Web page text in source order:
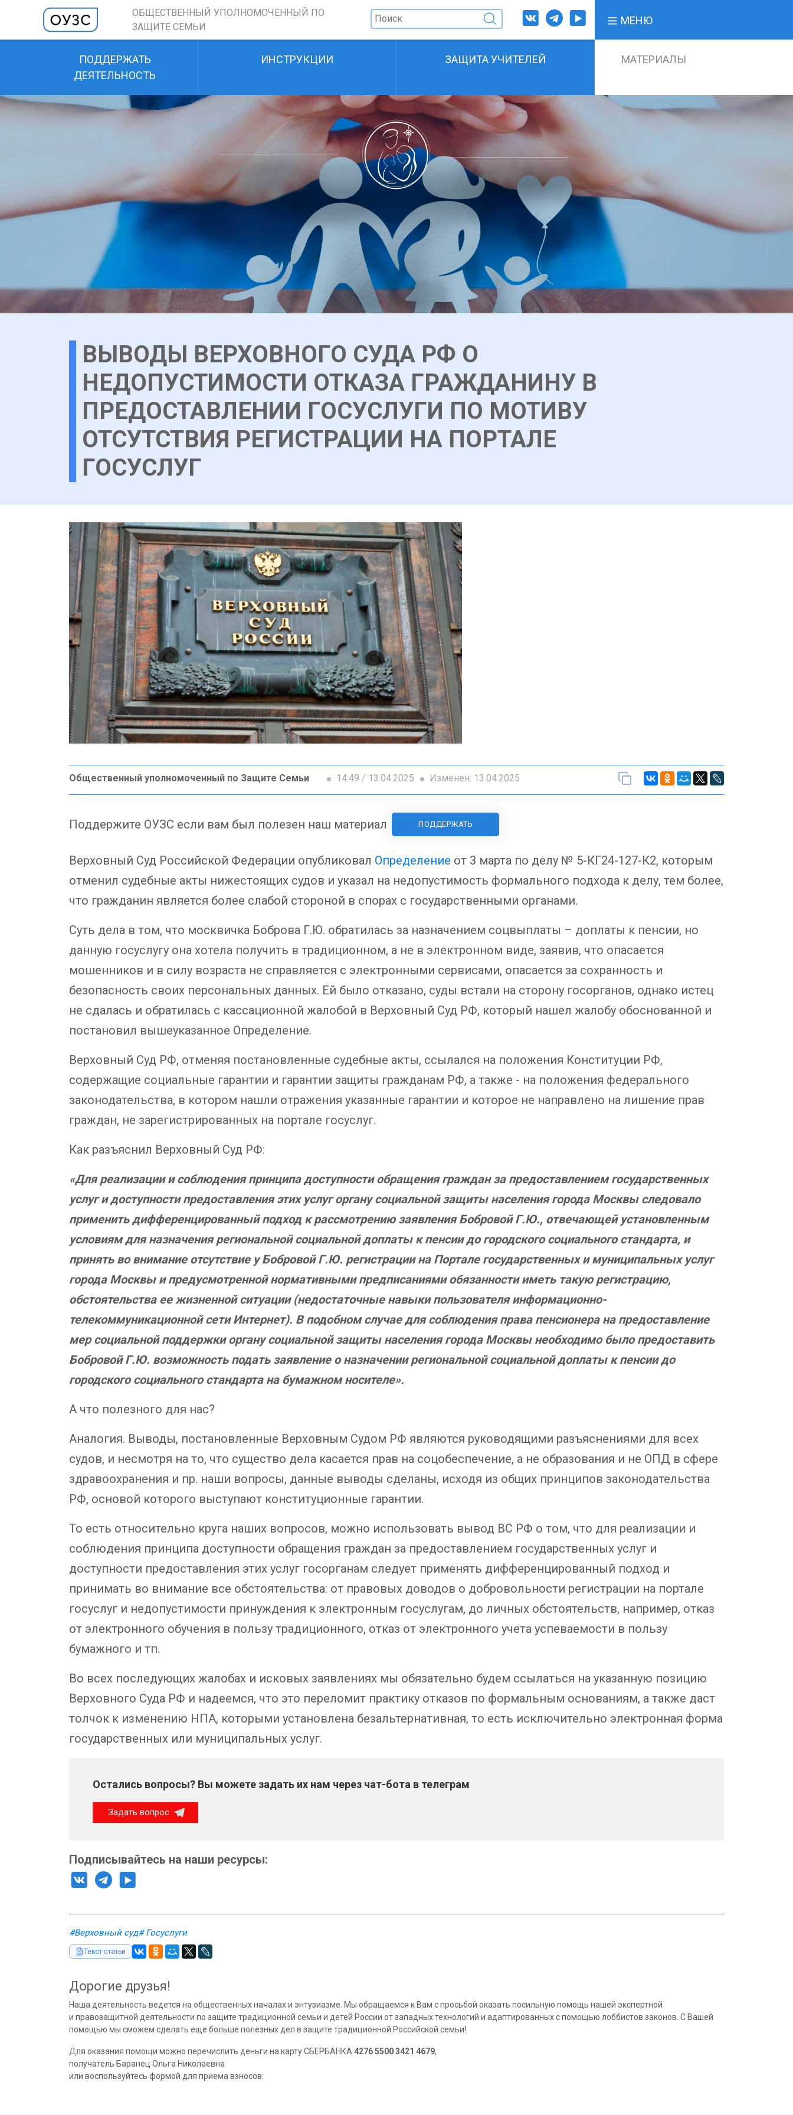
ОБЩЕСТВЕННЫЙ УПОЛНОМОЧЕННЫЙ ПО
ЗАЩИТЕ СЕМЬИ
МЕНЮ
ПОДДЕРЖАТЬ
ДЕЯТЕЛЬНОСТЬ
ИНСТРУКЦИИ ЗАЩИТА УЧИТЕЛЕЙ МАТЕРИАЛЫ
ВЫВОДЫ ВЕРХОВНОГО СУДА РФ О
НЕДОПУСТИМОСТИ ОТКАЗА ГРАЖДАНИНУ В
ПРЕДОСТАВЛЕНИИ ГОСУСЛУГИ ПО МОТИВУ
ОТСУТСТВИЯ РЕГИСТРАЦИИ НА ПОРТАЛЕ
ГОСУСЛУГ
Общественный уполномоченный по Защите Семьи 14:49 / 13.04.2025 Изменен: 13.04.2025
Поддержите ОУЗС если вам был полезен наш материал ПОДДЕРЖАТЬ
Верховный Суд Российской Федерации опубликовал Определение от 3 марта по делу № 5-КГ24-127-К2, которым
отменил судебные акты нижестоящих судов и указал на недопустимость формального подхода к делу, тем более,
что гражданин является более слабой стороной в спорах с государственными органами.
Суть дела в том, что москвичка Боброва Г.Ю. обратилась за назначением соцвыплаты – доплаты к пенсии, но
данную госуслугу она хотела получить в традиционном, а не в электронном виде, заявив, что опасается
мошенников и в силу возраста не справляется с электронными сервисами, опасается за сохранность и
безопасность своих персональных данных. Ей было отказано, суды встали на сторону госорганов, однако истец
не сдалась и обратилась с кассационной жалобой в Верховный Суд РФ, который нашел жалобу обоснованной и
постановил вышеуказанное Определение.
Верховный Суд РФ, отменяя постановленные судебные акты, ссылался на положения Конституции РФ,
содержащие социальные гарантии и гарантии защиты гражданам РФ, а также - на положения федерального
законодательства, в котором нашли отражения указанные гарантии и которое не направлено на лишение прав
граждан, не зарегистрированных на портале госуслуг.
Как разъяснил Верховный Суд РФ:
«Для реализации и соблюдения принципа доступности обращения граждан за предоставлением государственных
услуг и доступности предоставления этих услугоргану социальной защиты населения города Москвы следовало
применить дифференцированный подход к рассмотрению заявления Бобровой Г.Ю., отвечающей установленным
условиям для назначения региональной социальной доплаты к пенсии до городского социального стандарта, и
принять во внимание отсутствие у Бобровой Г.Ю. регистрации на Портале государственных и муниципальных услуг
города Москвы и предусмотренной нормативными предписаниями обязанности иметь такую регистрацию,
обстоятельства ее жизненной ситуации (недостаточные навыки пользователя информационно-
телекоммуникационной сети Интернет). В подобном случае для соблюдения права пенсионера на предоставление
мер социальной поддержки органу социальной защиты населения города Москвы необходимо было предоставить
Бобровой Г.Ю. возможность подать заявление о назначении региональной социальной доплаты к пенсии до
городского социального стандарта на бумажном носителе».
А что полезного для нас?
Аналогия. Выводы, постановленные Верховным Судом РФ являются руководящими разъяснениями для всех
судов, и несмотря на то, что существо дела касается прав на соцобеспечение, а не образования и не ОПД в сфере
здравоохранения и пр. наши вопросы, данные выводы сделаны, исходя из общих принципов законодательства
РФ, основой которого выступают конституционные гарантии.
То есть относительно круга наших вопросов, можно использовать вывод ВС РФ о том, что для реализации и
соблюдения принципа доступности обращения граждан за предоставлением государственных услуг и
доступности предоставления этих услуг госорганам следует применять дифференцированный подход и
принимать во внимание все обстоятельства: от правовых доводов о добровольности регистрации на портале
госуслуг и недопустимости принуждения к электронным госуслугам, до личных обстоятельств, например, отказ
от электронного обучения в пользу традиционного, отказ от электронного учета успеваемости в пользу
бумажного и тп.
Во всех последующих жалобах и исковых заявлениях мы обязательно будем ссылаться на указанную позицию
Верховного Суда РФ и надеемся, что это переломит практику отказов по формальным основаниям, а также даст
толчок к изменению НПА, которыми установлена безальтернативная, то есть исключительно электронная форма
государственных или муниципальных услуг.
Остались вопросы? Вы можете задать их нам через чат-бота в телеграм
Задать вопрос
Подписывайтесь на наши ресурсы:
#Верховный суд# Госуслуги
Текст статьи
Дорогие друзья!
Наша деятельность ведется на общественных началах и энтузиазме. Мы обращаемся к Вам с просьбой оказать посильную помощь нашей экспертной
и правозащитной деятельности по защите традиционной семьи и детей России от западных технологий и адаптированных с помощью лоббистов законов. С Вашей
помощью мы сможем сделать еще больше полезных дел в защите традиционной Российской семьи!
Для оказания помощи можно перечислить деньги на карту СБЕРБАНКА 4276 5500 3421 4679,
получатель Баранец Ольга Николаевна
или воспользуйтесь формой для приема взносов: